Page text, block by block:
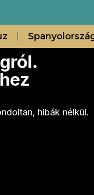
hibák nélkül.